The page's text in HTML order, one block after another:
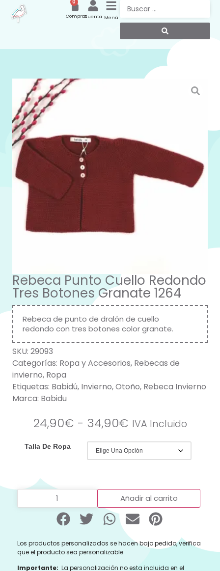
Menú
Cuenta
0
Compras
Rebeca Punto Cuello Redondo
Tres Botones Granate 1264
Rebeca de punto de dralón de cuello
redondo con tres botones color granate.
SKU: 29093
Categorías: Ropa y Accesorios, Rebecas de
invierno, Ropa
Etiquetas: Babidú, Invierno,Otoño, Rebeca Invierno
Marca: Babidu
24,90€ - 34,90€ IVA Incluido
Talla De Ropa
Añadir al carrito
Los productos personalizados se hacen bajo pedido, verifica
que el producto sea personalizable:
Importante: La personalización no esta incluida en el